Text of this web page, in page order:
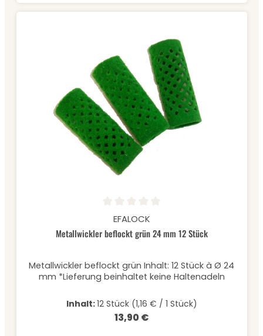
Durchschnittliche Bewertung von 0 von 5 Sternen
EFALOCK
Metallwickler beflockt grün 24 mm 12 Stück
Metallwickler beflockt grün Inhalt: 12 Stück à Ø 24
mm *Lieferung beinhaltet keine Haltenadeln
Inhalt:12 Stück (1,16 € / 1 Stück)
Regulärer Preis:
13,90 €